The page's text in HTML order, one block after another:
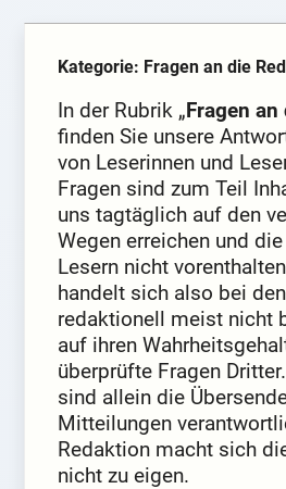
Kategorie: Fragen an die
In der Rubrik „Fragen
finden Sie unsere
von Leserinnen und
Fragen sind zum Teil
uns tagtäglich auf den
Wegen erreichen und
Lesern nicht
handelt sich also bei
redaktionell meist nicht
auf ihren
überprüfte Fragen
sind allein die
Mitteilungen
Redaktion macht sich
nicht zu eigen.